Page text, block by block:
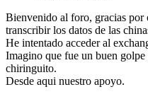
Bienvenido al foro, gracias por
transcribir los datos de las
He intentado acceder al
Imagino que fue un buen
chiringuito.
Desde aqui nuestro apoyo.